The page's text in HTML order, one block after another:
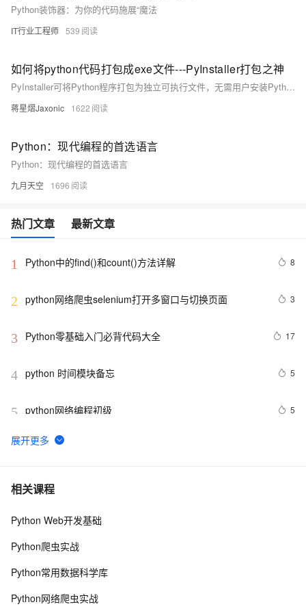
Python装饰器：为你的代码施展“魔法
IT行业工程师 539
如何将python代码打包成exe文件---PyInstaller打包之神
PyInstaller可将Python程序打包为独立可执行文件，无需用户安装Python环境。它自动分析代码依赖，整合解释器、库及资源，支持一键生成exe，方便分发。使用pip安装后，通过简单命令即可完成打包，适合各类项目部署。
蒋星熠Jaxonic 1622
Python：现代编程的首选语言
Python：现代编程的首选语言
九月天空 1696
热门文章 最新文章
1 Python中的find()和count()方法详解 8
2 python网络爬虫selenium打开多窗口与切换页面 3
3 Python零基础入门必背代码大全 17
4 python 时间模块备忘 5
5 python网络编程初级 5
6 Python功能强大、灵活可扩展的Statsmodels库
7 python day Twelve
8 python join 和 split的常用使用方法
10python中使用and和or来实现其它语言中的?号表达式
相关课程
Python Web开发基础
Python爬虫实战
Python常用数据科学库
Python网络爬虫实战